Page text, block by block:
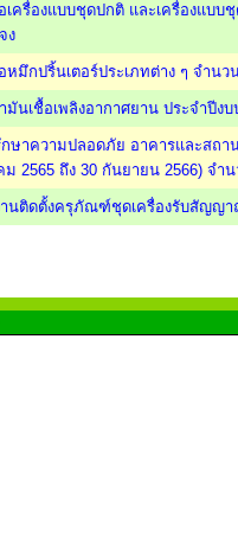
เครื่องแบบชุดปกติ และเครื่องแบบ
ง
หมึกปริ้นเตอร์ประเภทต่าง ๆ จำนว
มันเชื้อเพลิงอากาศยาน ประจำปีง
กษาความปลอดภัย อาคารและสถา
ม 2565 ถึง 30 กันยายน 2566) จำ
านติดตั้งครุภัณฑ์ชุดเครื่องรับสัญญา